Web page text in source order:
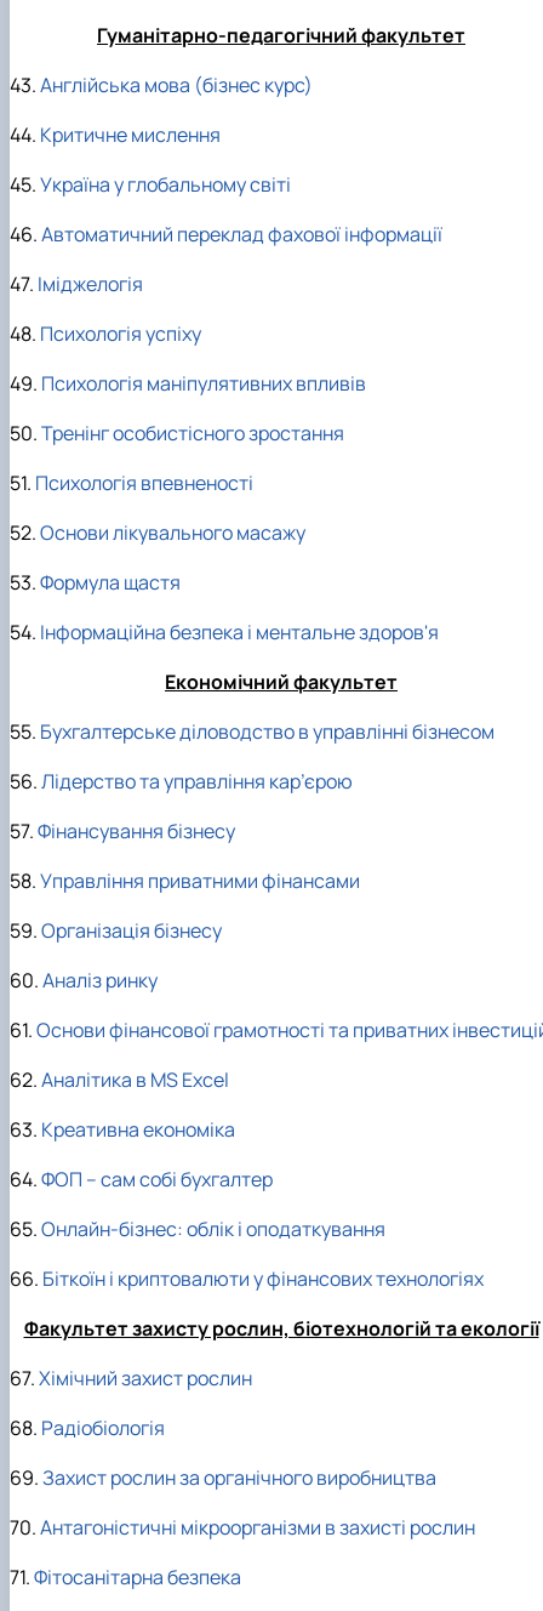
Гуманітарно-педагогічний факультет
43.Англійська мова (бізнес курс)
44. Критичне мислення
45.Україна у глобальному світі
46.Автоматичний переклад фахової інформації
47. Іміджелогія
48. Психологія успіху
49. Психологія маніпулятивних впливів
50.Тренінг особистісного зростання
51. Психологія впевненості
52.Основи лікувального масажу
53.Формула щастя
54. Інформаційна безпека і ментальне здоров'я
Економічний факультет
55. Бухгалтерське діловодство в управлінні бізнесом
56.Лідерство та управління кар’єрою
57.Фінансування бізнесу
58.Управління приватними фінансами
59.Організація бізнесу
60.Аналіз ринку
61.Основи фінансової грамотності та приватних
62.Аналітика в MS Excel
63. Креативна економіка
64.ФОП – сам собі бухгалтер
65.Онлайн-бізнес: облік і оподаткування
66. Біткоїн і криптовалюти у фінансових технологіях
Факультет захисту рослин, біотехнологій та екології
67.Хімічний захист рослин
68. Радіобіологія
69.Захист рослин за органічного виробництва
70.Антагоністичні мікроорганізми в захисті рослин
71.Фітосанітарна безпека